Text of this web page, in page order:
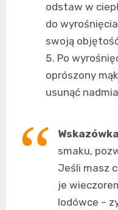
odstaw w
do
swoją
Po
oprószony
usunąć
smaku,
Jeśli masz
je
lodówce –